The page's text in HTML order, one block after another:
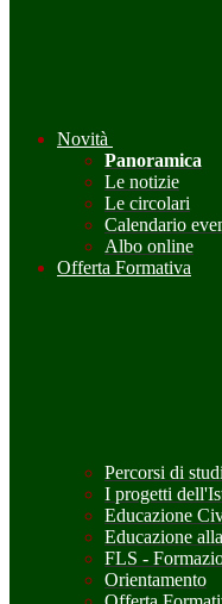
Novità
Panoramica
Le notizie
Le circolari
Calendario
Albo online
Offerta Formativa
Percorsi di
I progetti
Educazione
Educazione
FLS -
Orientamento